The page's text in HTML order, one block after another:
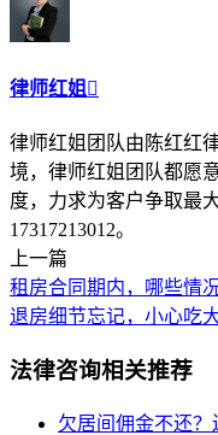
律师红姐 
律师红姐团队由陈红红
境，律师红姐团队都愿
度，力求为客户争取最
17317213012。
上一篇
租房合同期内，哪些情
退房细节忘记，小心吃大
法律咨询相关推荐
欠居间佣金不还？